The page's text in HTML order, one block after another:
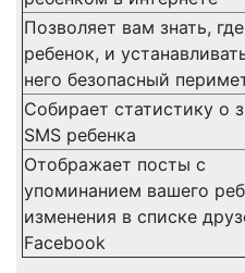
Позволяет вам знать,
ребенок, и
него безопасный
Собирает статистику о
SMS ребенка
Отображает посты с
упоминанием вашего
изменения в списке
Facebook